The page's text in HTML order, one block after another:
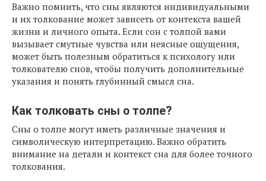
Важно помнить, что сны являются индивидуальными
и их толкование может зависеть от контекста вашей
жизни и личного опыта. Если сон с толпой вами
вызывает смутные чувства или неясные ощущения,
может быть полезным обратиться к психологу или
толкователю снов, чтобы получить дополнительные
указания и понять глубинный смысл сна.
Как толковать сны о толпе?
Сны о толпе могут иметь различные значения и
символическую интерпретацию. Важно обратить
внимание на детали и контекст сна для более точного
толкования.